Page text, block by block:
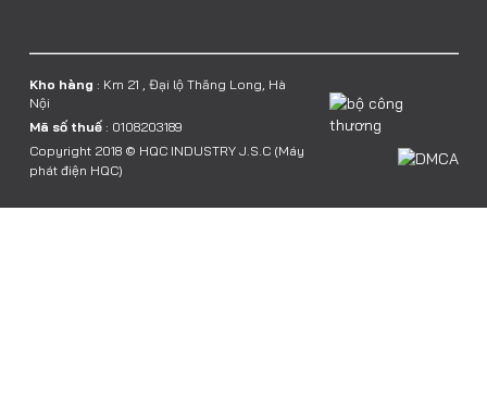
Kho hàng : Km 21 , Đại lộ Thăng Long, Hà
Nội
Mã số thuế: 0108203189
Copyright 2018 © HQC INDUSTRY J.S.C (Máy
phát điện HQC)